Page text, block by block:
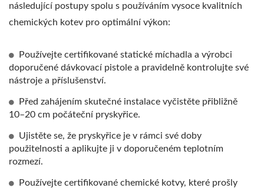
následující postupy spolu s používáním vysoce kvalitních
chemických kotev pro optimální výkon:
Používejte certifikované statické míchadla a výrobci
doporučené dávkovací pistole a pravidelně kontrolujte své
nástroje a příslušenství.
Před zahájením skutečné instalace vyčistěte přibližně
10–20 cm počáteční pryskyřice.
Ujistěte se, že pryskyřice je v rámci své doby
použitelnosti a aplikujte ji v doporučeném teplotním
rozmezí.
Používejte certifikované chemické kotvy, které prošly